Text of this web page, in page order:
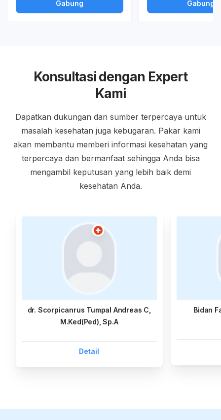
Gabung Gabung
Konsultasi dengan Expert
Kami
Dapatkan dukungan dan sumber terpercaya untuk
masalah kesehatan juga kebugaran. Pakar kami
akan membantu memberi informasi kesehatan yang
terpercaya dan bermanfaat sehingga Anda bisa
mengambil keputusan yang lebih baik demi
kesehatan Anda.
dr. Scorpicanrus Tumpal Andreas C,
M.Ked(Ped), Sp.A
Detail
Bidan